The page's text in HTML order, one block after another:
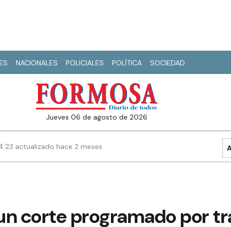
NACIONALES POLICIALES POLÍTICA SOCIEDAD
jueves 06 de agosto de 2026
actualizado hace 2 meses
corte programado por